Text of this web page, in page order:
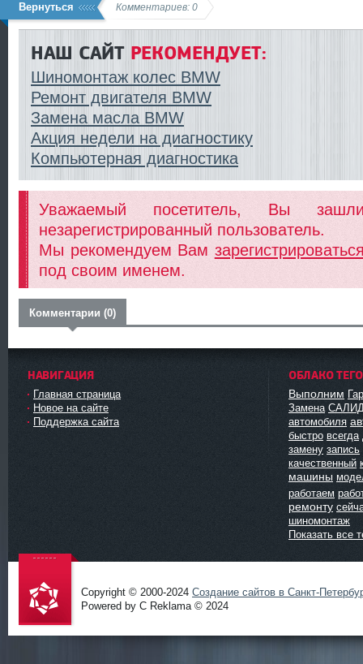
Вернуться Комментариев: 0
НАШ САЙТРЕКОМЕНДУЕТ:
Шиномонтаж колес BMW
Ремонт двигателя BMW
Замена масла BMW
Акция недели на диагностику
Компьютерная диагностика
Уважаемый посетитель, Вы
незарегистрированный пользователь.
Мы рекомендуем Вам
под своим именем.
Комментарии (0)
НАВИГАЦИЯ
Главная страница
Новое на сайте
Поддержка сайта
ОБЛАКО
Выполним
Замена
автомобиля
быстро всегда
замену запись
качественный
машины
работаем
ремонту
шиномонтаж
Показать все
Проект
Copyright © 2000-2024 Создание сайтов в Санкт-
Powered by C Reklama © 2024